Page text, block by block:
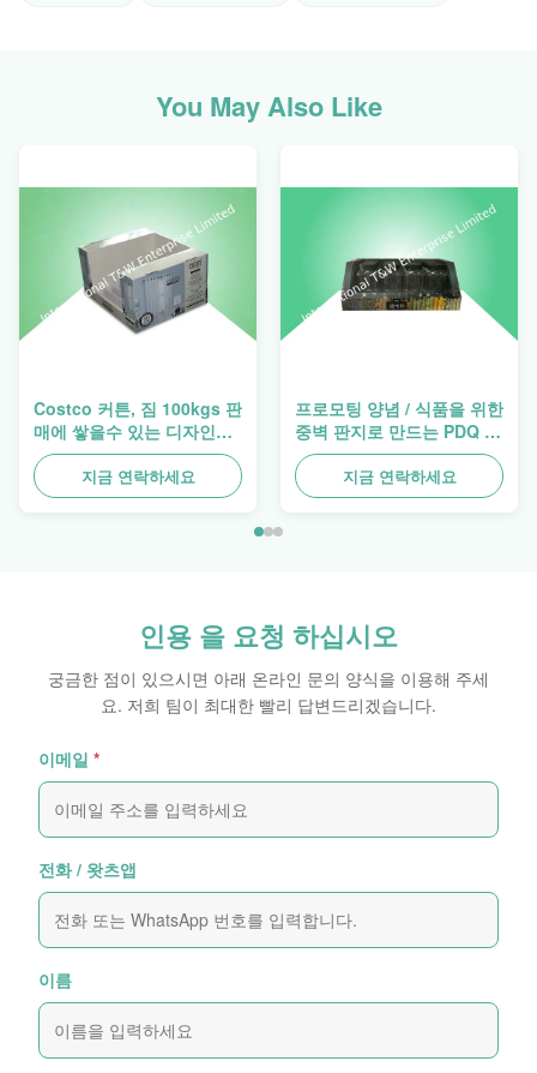
You May Also Like
Costco 커튼, 짐 100kgs 판
매에 쌓을수 있는 디자인
Pdq 쟁반
지금 연락하세요
프로모팅 양념 / 식품을 위한
중벽 판지로 만드는 PDQ 트
레이 과중한 업무 적층
지금 연락하세요
인용 을 요청 하십시오
궁금한 점이 있으시면 아래 온라인 문의 양식을 이용해 주세
요. 저희 팀이 최대한 빨리 답변드리겠습니다.
이메일 *
전화 / 왓츠앱
이름